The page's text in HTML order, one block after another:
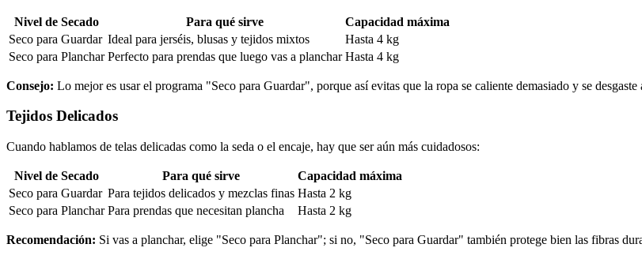
Nivel de Secado Para qué sirve
Capacidad máxima
Seco para Guardar Ideal para jerséis, blusas y tejidos mixtos
Hasta 4 kg
Seco para Planchar Perfecto para prendas que luego vas a planchar Hasta 4 kg
Consejo: Lo mejor es usar el programa "Seco para Guardar", porque así evitas que la ropa se caliente demasiado y se desgaste
Tejidos Delicados
Cuando hablamos de telas delicadas como la seda o el encaje, hay que ser aún más cuidadosos:
Nivel de Secado Para qué sirve
Capacidad máxima
Seco para Guardar Para tejidos delicados y mezclas finas Hasta 2 kg
Seco para Planchar Para prendas que necesitan plancha Hasta 2 kg
Recomendación: Si vas a planchar, elige "Seco para Planchar"; si no, "Seco para Guardar" también protege bien las fibras